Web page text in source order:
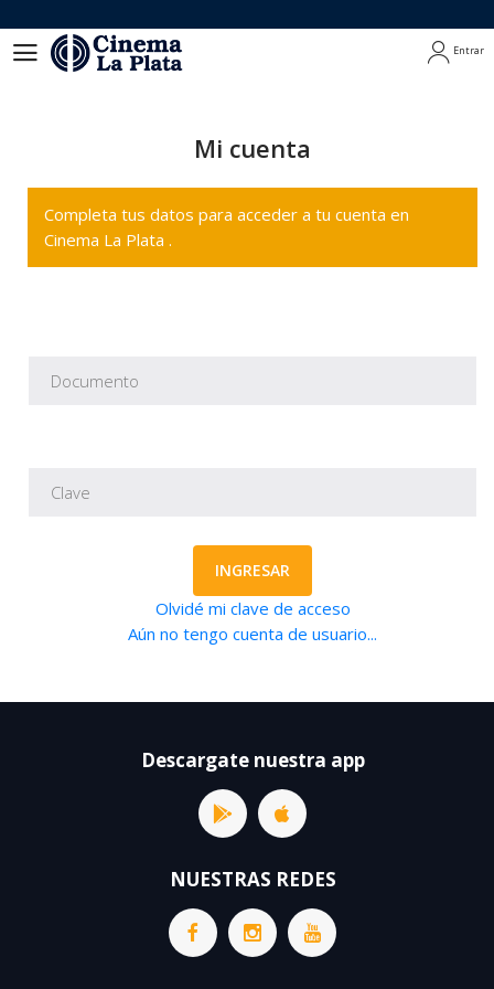
Entrar
Mi cuenta
Completa tus datos para acceder a tu cuenta en
Cinema La Plata .
INGRESAR
Olvidé mi clave de acceso
Aún no tengo cuenta de usuario...
Descargate nuestra app
NUESTRAS REDES